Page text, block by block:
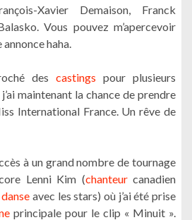
Xavier Demaison, Franck
Vous pouvez m’apercevoir
annonce haha.
des castings pour plusieurs
maintenant la chance de prendre
International France. Un rêve de
à un grand nombre de tournage
Lenni Kim (chanteurcanadien
danse avec les stars) où j’ai été prise
principale pour le clip « Minuit ».